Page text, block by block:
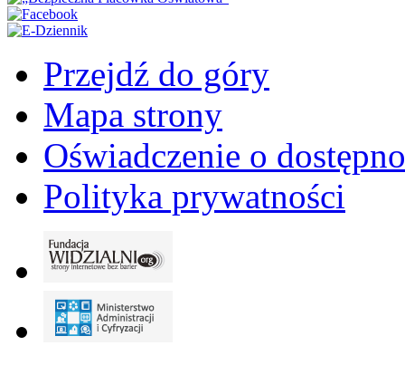
Przejdź do góry
Mapa strony
Oświadczenie o
Polityka prywatności